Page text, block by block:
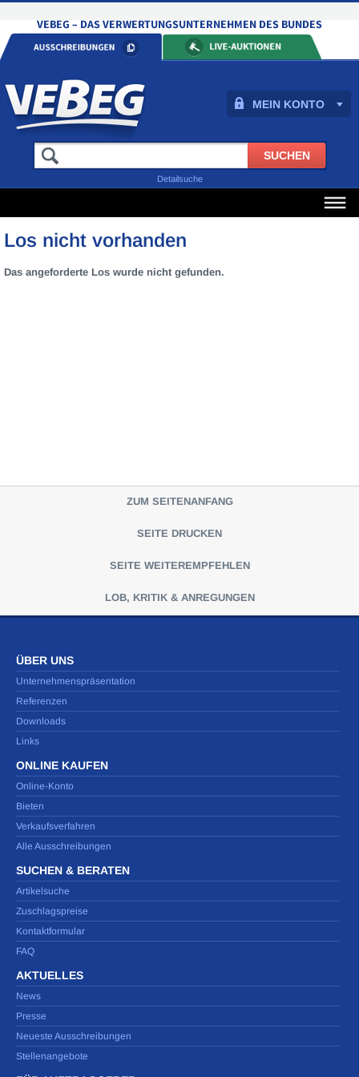
MEIN KONTO
Detailsuche
Los nicht vorhanden
Das angeforderte Los wurde nicht gefunden.
ZUM SEITENANFANG
SEITE DRUCKEN
SEITE WEITEREMPFEHLEN
LOB, KRITIK & ANREGUNGEN
ÜBER UNS
Unternehmenspräsentation
Referenzen
Downloads
Links
ONLINE KAUFEN
Online-Konto
Bieten
Verkaufsverfahren
Alle Ausschreibungen
SUCHEN & BERATEN
Artikelsuche
Zuschlagspreise
Kontaktformular
FAQ
AKTUELLES
News
Presse
Neueste Ausschreibungen
Stellenangebote